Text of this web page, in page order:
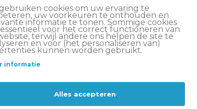
voor
bij besteding vanaf €50,-. Zodra je
je je pakketje kunt volgen.
cookies om uw ervaring te
uw voorkeuren te onthouden en
informatie te tonen. Sommige cookies
voor het correct functioneren van
terwijl andere ons helpen de site te
en voor (het personaliseren van)
kunnen worden gebruikt.
informatie
Alles accepteren